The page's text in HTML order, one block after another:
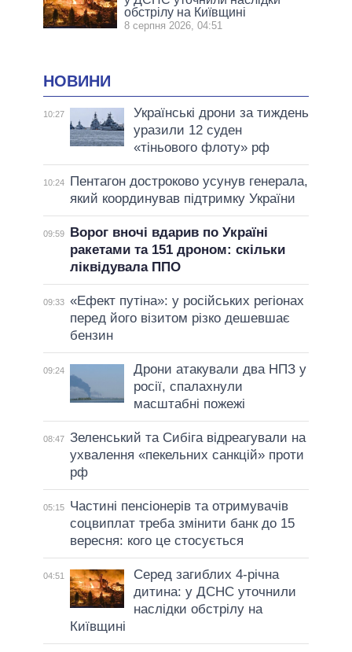
обстрілу на Київщині
8 серпня 2026, 04:51
НОВИНИ
10:27
Українські дрони за тиждень
уразили 12 суден
«тіньового флоту» рф
10:24
Пентагон достроково усунув генерала,
який координував підтримку України
09:59
Ворог вночі вдарив по Україні
ракетами та 151 дроном: скільки
ліквідувала ППО
09:33 «Ефект путіна»: у російських регіонах
перед його візитом різко дешевшає
бензин
09:24
Дрони атакували два НПЗ у
росії, спалахнули
масштабні пожежі
08:47 Зеленський та Сибіга відреагували на
ухвалення «пекельних санкцій» проти
рф
05:15
Частині пенсіонерів та отримувачів
соцвиплат треба змінити банк до 15
вересня: кого це стосується
04:51
Серед загиблих 4-річна
дитина: у ДСНС уточнили
наслідки обстрілу на
Київщині